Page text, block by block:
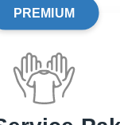
PREMIUM